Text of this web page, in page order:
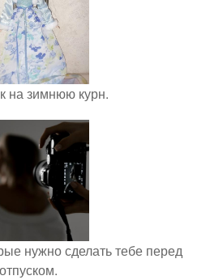
на зимнюю курн.
нужно сделать тебе перед
отпуском.